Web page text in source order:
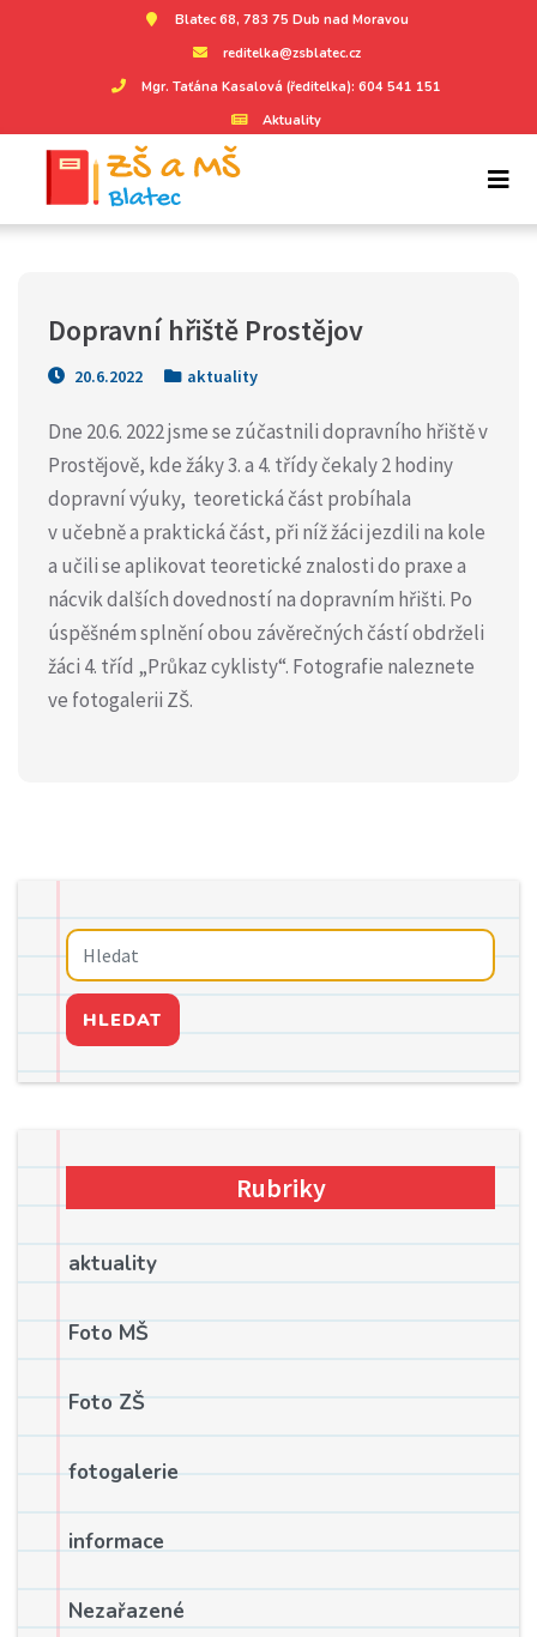
Blatec 68, 783 75 Dub nad Moravou
reditelka@zsblatec.cz
Mgr. Taťána Kasalová (ředitelka): 604 541 151
Aktuality
Dopravní hřiště Prostějov
20.6.2022 aktuality
Dne 20.6. 2022 jsme se zúčastnili dopravního hřiště v
Prostějově, kde žáky 3. a 4. třídy čekaly 2 hodiny
dopravní výuky, teoretická část probíhala
v učebně a praktická část, při níž žáci jezdili na kole
a učili se aplikovat teoretické znalosti do praxe a
nácvik dalších dovedností na dopravním hřišti. Po
úspěšném splnění obou závěrečných částí obdrželi
žáci 4. tříd „Průkaz cyklisty“. Fotografie naleznete
ve fotogalerii ZŠ.
HLEDAT
Rubriky
aktuality
Foto MŠ
Foto ZŠ
fotogalerie
informace
Nezařazené